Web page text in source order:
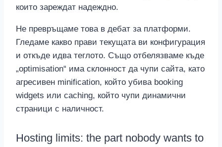
които зареждат надеждно.
Не превръщаме това в дебат за платформи.
Гледаме какво прави текущата ви конфигурация
и откъде идва теглото. Също отбелязваме къде
„optimisation“ има склонност да чупи сайта, като
агресивен minification, който убива booking
widgets или caching, който чупи динамични
страници с наличност.
Hosting limits: the part nobody wants to